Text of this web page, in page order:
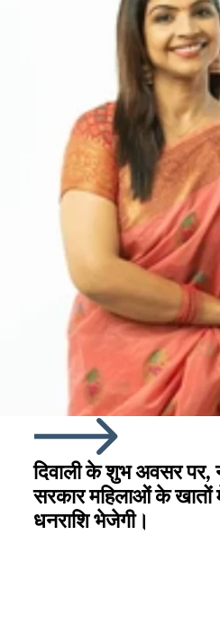
दिवाली के शुभ अवसर
सरकार महिलाओं के खातों
धनराशि भेजेगी।